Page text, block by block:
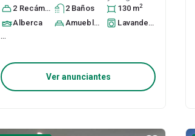
#s/n, Col. Club Deportivo,
Acapulco de
Juárez, Guerrero , México , C.P. 39690, ID:
2 Recámara s 2 Baños 130 m2
Alberca Amueblado Lavandería
...
Ver anunciantes